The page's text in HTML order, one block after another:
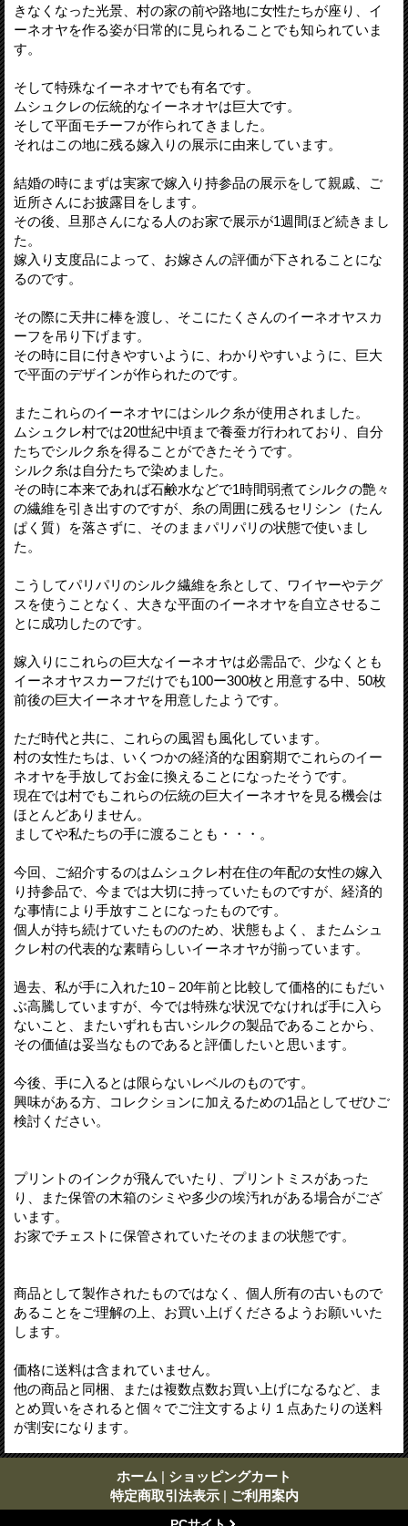
きなくなった光景、村の家の前や路地に女性たちが座り、イ
ーネオヤを作る姿が日常的に見られることでも知られていま
す。
そして特殊なイーネオヤでも有名です。
ムシュクレの伝統的なイーネオヤは巨大です。
そして平面モチーフが作られてきました。
それはこの地に残る嫁入りの展示に由来しています。
結婚の時にまずは実家で嫁入り持参品の展示をして親戚、ご
近所さんにお披露目をします。
その後、旦那さんになる人のお家で展示が1週間ほど続きまし
た。
嫁入り支度品によって、お嫁さんの評価が下されることにな
るのです。
その際に天井に棒を渡し、そこにたくさんのイーネオヤスカ
ーフを吊り下げます。
その時に目に付きやすいように、わかりやすいように、巨大
で平面のデザインが作られたのです。
またこれらのイーネオヤにはシルク糸が使用されました。
ムシュクレ村では20世紀中頃まで養蚕ガ行われており、自分
たちでシルク糸を得ることができたそうです。
シルク糸は自分たちで染めました。
その時に本来であれば石鹸水などで1時間弱煮てシルクの艶々
の繊維を引き出すのですが、糸の周囲に残るセリシン（たん
ぱく質）を落さずに、そのままパリパリの状態で使いまし
た。
こうしてパリパリのシルク繊維を糸として、ワイヤーやテグ
スを使うことなく、大きな平面のイーネオヤを自立させるこ
とに成功したのです。
嫁入りにこれらの巨大なイーネオヤは必需品で、少なくとも
イーネオヤスカーフだけでも100ー300枚と用意する中、50枚
前後の巨大イーネオヤを用意したようです。
ただ時代と共に、これらの風習も風化しています。
村の女性たちは、いくつかの経済的な困窮期でこれらのイー
ネオヤを手放してお金に換えることになったそうです。
現在では村でもこれらの伝統の巨大イーネオヤを見る機会は
ほとんどありません。
ましてや私たちの手に渡ることも・・・。
今回、ご紹介するのはムシュクレ村在住の年配の女性の嫁入
り持参品で、今までは大切に持っていたものですが、経済的
な事情により手放すことになったものです。
個人が持ち続けていたもののため、状態もよく、またムシュ
クレ村の代表的な素晴らしいイーネオヤが揃っています。
過去、私が手に入れた10－20年前と比較して価格的にもだい
ぶ高騰していますが、今では特殊な状況でなければ手に入ら
ないこと、またいずれも古いシルクの製品であることから、
その価値は妥当なものであると評価したいと思います。
今後、手に入るとは限らないレベルのものです。
興味がある方、コレクションに加えるための1品としてぜひご
検討ください。
プリントのインクが飛んでいたり、プリントミスがあった
り、また保管の木箱のシミや多少の埃汚れがある場合がござ
います。
お家でチェストに保管されていたそのままの状態です。
商品として製作されたものではなく、個人所有の古いもので
あることをご理解の上、お買い上げくださるようお願いいた
します。
価格に送料は含まれていません。
他の商品と同梱、または複数点数お買い上げになるなど、ま
とめ買いをされると個々でご注文するより１点あたりの送料
が割安になります。
ホーム | ショッピングカート
特定商取引法表示 | ご利用案内